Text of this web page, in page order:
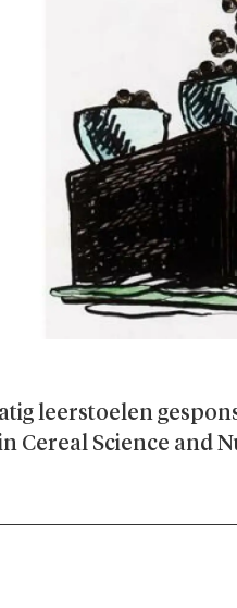
leerstoelen
Cereal Science and